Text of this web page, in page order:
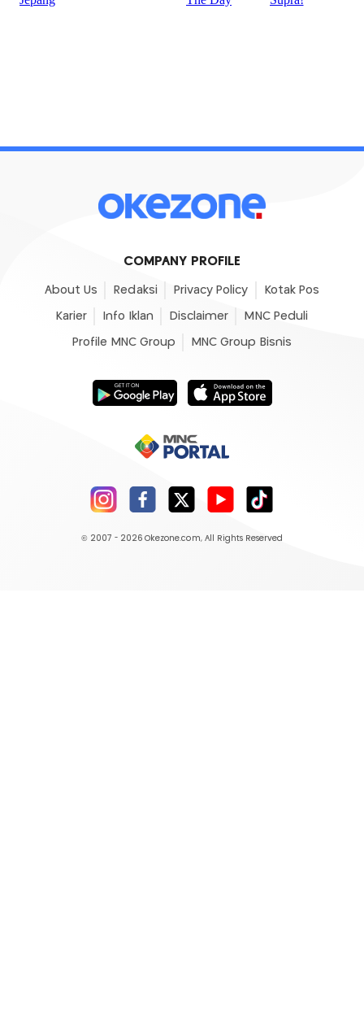
COMPANY PROFILE
About Us Redaksi Privacy Policy Kotak Pos
Karier Info Iklan Disclaimer MNC Peduli
Profile MNC Group MNC Group Bisnis
© 2007 - 2026 Okezone.com, All Rights Reserved